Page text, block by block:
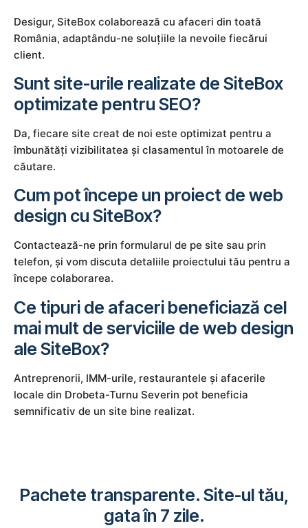
Desigur, SiteBox colaborează cu afaceri din toată
România, adaptându-ne soluțiile la nevoile fiecărui
client.
Sunt site-urile realizate de SiteBox
optimizate pentru SEO?
Da, fiecare site creat de noi este optimizat pentru a
îmbunătăți vizibilitatea și clasamentul în motoarele de
căutare.
Cum pot începe un proiect de web
design cu SiteBox?
Contactează-ne prin formularul de pe site sau prin
telefon, și vom discuta detaliile proiectului tău pentru a
începe colaborarea.
Ce tipuri de afaceri beneficiază cel
mai mult de serviciile de web design
ale SiteBox?
Antreprenorii, IMM-urile, restaurantele și afacerile
locale din Drobeta-Turnu Severin pot beneficia
semnificativ de un site bine realizat.
Pachete transparente. Site-ul tău,
gata în 7 zile.